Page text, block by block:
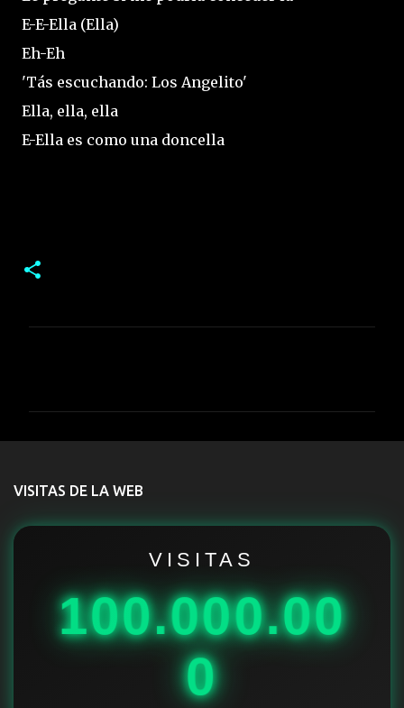
E-E-Ella (Ella)
Eh-Eh
'Tás escuchando: Los Angelito'
Ella, ella, ella
E-Ella es como una doncella
t
r
VISITAS DE LA WEB
VISITAS
100.000.00
0